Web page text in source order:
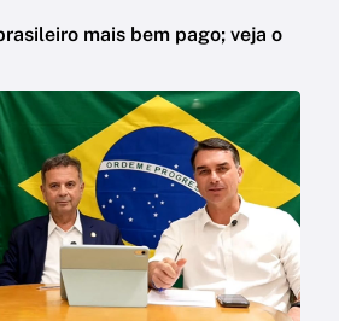
mais bem pago; veja o